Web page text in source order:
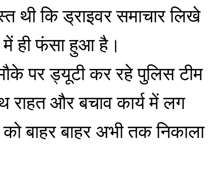
थी कि ड्राइवर समाचार लिखे
ही फंसा हुआ है।
पर ड्यूटी कर रहे पुलिस टीम
राहत और बचाव कार्य में लग
बाहर बाहर अभी तक निकाला